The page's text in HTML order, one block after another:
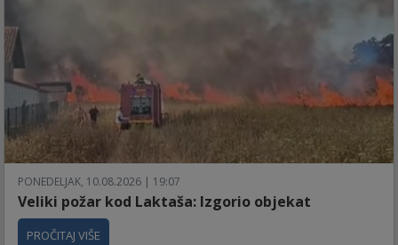
PONEDELJAK, 10.08.2026 | 19:07
Veliki požar kod Laktaša: Izgorio objekat
PROČITAJ VIŠE